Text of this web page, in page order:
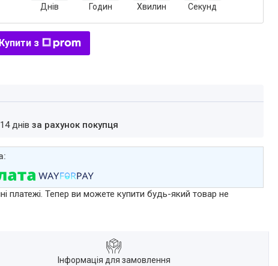
Днів Годин Хвилин Секунд
Купити з
днів за рахунок покупця
платежі. Тепер ви можете купити будь-який товар не
Інформація для замовлення